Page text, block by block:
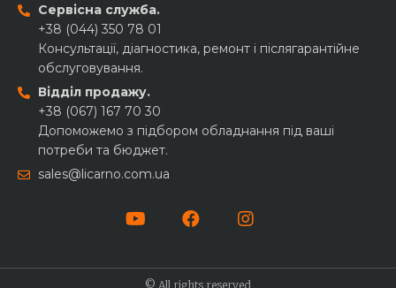
Сервісна служба.
+38 (044) 350 78 01
Консультації, діагностика, ремонт і післягарантійне
обслуговування.
Відділ продажу.
+38 (067) 167 70 30
Допоможемо з підбором обладнання під ваші
потреби та бюджет.
sales@licarno.com.ua
© All rights reserved